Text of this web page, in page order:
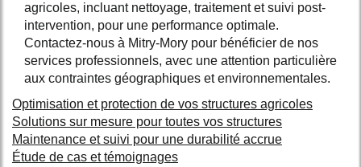
agricoles, incluant nettoyage, traitement et suivi post-
intervention, pour une performance optimale.
Contactez-nous à Mitry-Mory pour bénéficier de nos
services professionnels, avec une attention particulière
aux contraintes géographiques et environnementales.
Optimisation et protection de vos structures agricoles
Solutions sur mesure pour toutes vos structures
Maintenance et suivi pour une durabilité accrue
Étude de cas et témoignages